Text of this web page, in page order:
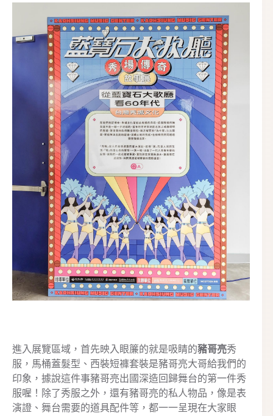
進入展覽區域，首先映入眼簾的就是吸睛的豬哥亮秀
服，馬桶蓋髮型、西裝短褲套裝是豬哥亮大哥給我們的
印象，據說這件事豬哥亮出國深造回歸舞台的第一件秀
服喔！除了秀服之外，還有豬哥亮的私人物品，像是表
演證、舞台需要的道具配件等，都一一呈現在大家眼